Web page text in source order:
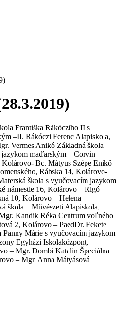
Františka Rákócziho II s
–II. Rákóczi Ferenc Alapiskola,
Vermes Anikó Základná škola
maďarským – Corvin
Bc. Mátyus Szépe Enikő
Rábska 14, Kolárovo-
škola s vyučovacím jazykom
námestie 16, Kolárovo – Rigó
10, Kolárovo – Helena
škola – Művészeti Alapiskola,
Kandik Réka Centrum voľného
2, Kolárovo – PaedDr. Fekete
Panny Márie s vyučovacím jazykom
Egyházi Iskolaközpont,
– Mgr. Dombi Katalin Špeciálna
– Mgr. Anna Mátyásová